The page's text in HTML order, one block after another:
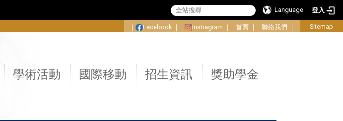
Language
登入
｜ Facebook ｜ Instragram ｜ 首頁 ｜ 聯絡我們 ｜ Sitemap
學術活動 國際移動 招生資訊
獎助學金